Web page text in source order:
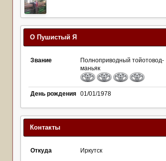
О Пушистый Я
Звание
Полноприводный тойотовод-
маньяк
День рождения 01/01/1978
Контакты
Откуда Иркутск